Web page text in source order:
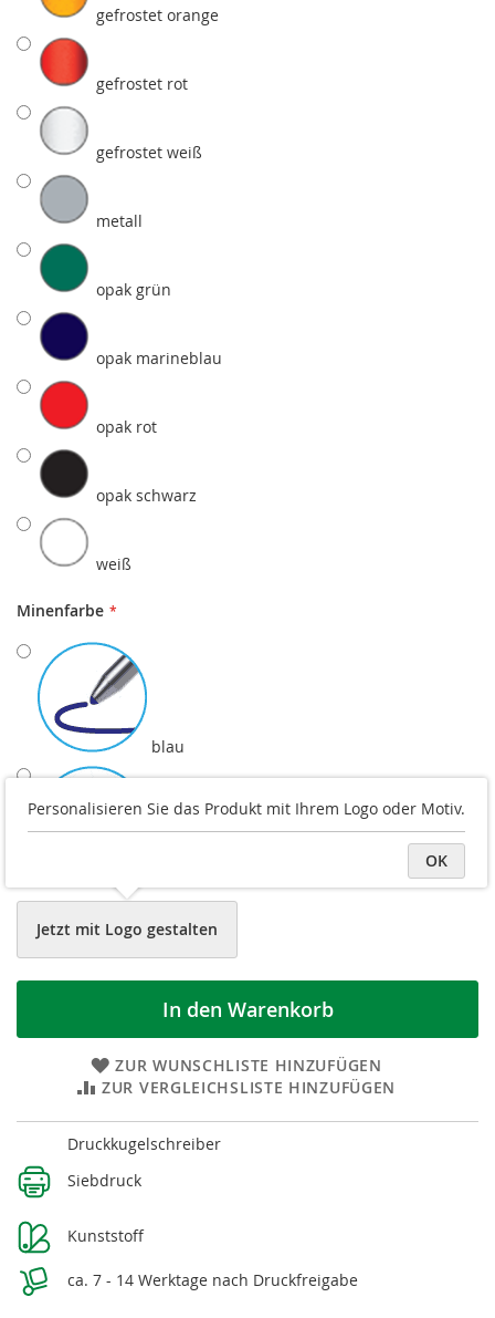
gefrostet orange
gefrostet rot
gefrostet weiß
metall
opak grün
opak marineblau
opak rot
opak schwarz
weiß
Minenfarbe
blau
Jetzt mit Logo gestalten
In den Warenkorb
ZUR WUNSCHLISTE HINZUFÜGEN
ZUR VERGLEICHSLISTE HINZUFÜGEN
Informationen
Druckkugelschreiber
Siebdruck
Kunststoff
ca. 7 - 14 Werktage nach Druckfreigabe
Personalisieren Sie das Produkt mit Ihrem Logo oder Motiv.
OK